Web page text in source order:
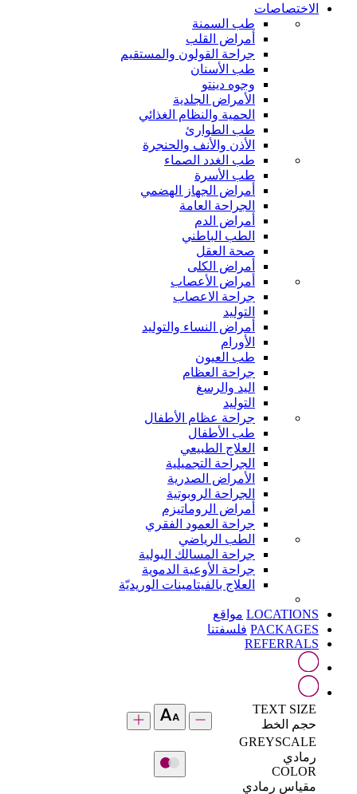
الاختصاصات
طب السمنة
أمراض القلب
جراحة القولون والمستقيم
طب الأسنان
وجوه دينتو
الأمراض الجلدية
الحمية والنظام الغذائي
طب الطوارئ
الأذن والأنف والحنجرة
طب الغدد الصماء
طب الأسرة
أمراض الجهاز الهضمي
الجراحة العامة
أمراض الدم
الطب الباطني
صحة العقل
أمراض الكلى
أمراض الأعصاب
جراحة الاعصاب
التوليد
أمراض النساء والتوليد
الأورام
طب العيون
جراحة العظام
اليد والرسغ
التوليد
جراحة عظام الأطفال
طب الأطفال
العلاج الطبيعي
الجراحة التجميلية
الأمراض الصدرية
الجراحة الروبوتية
أمراض الروماتيزم
جراحة العمود الفقري
الطب الرياضي
جراحة المسالك البولية
جراحة الأوعية الدموية
العلاج بالفيتامينات الوريديّة
LOCATIONS مواقع
PACKAGES فلسفتنا
REFERRALS
TEXT SIZE
حجم الخط
GREYSCALE
رمادي
COLOR
مقياس رمادي